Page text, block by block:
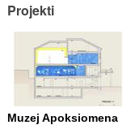
Projekti
Muzej Apoksiomena